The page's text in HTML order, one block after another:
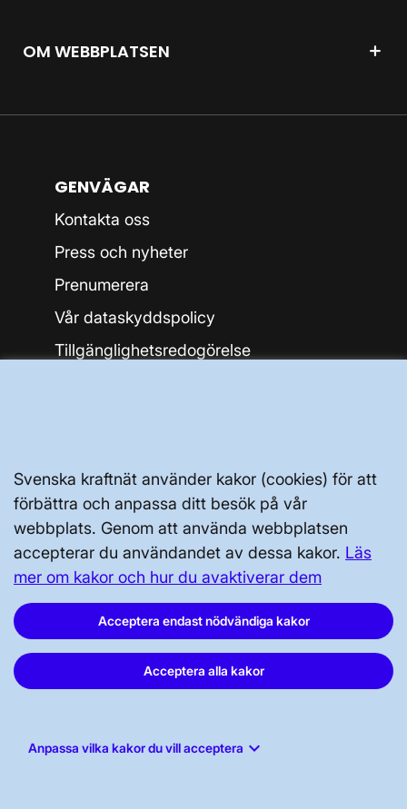
Svenska kraftnät använder kakor (cookies) för att
förbättra och anpassa ditt besök på vår
webbplats. Genom att använda webbplatsen
accepterar du användandet av dessa kakor. Läs
mer om kakor och hur du avaktiverar dem
Acceptera endast nödvändiga kakor
Acceptera alla kakor
Anpassa vilka kakor du vill acceptera keyboard_arrow_down
OM WEBBPLATSEN
Svenska kraftnät, Box 1200, 172 24
Sundbyberg
Tel: 010-475 80 00
E-post:registrator@svk.se
Org.nr: 202100-4284
Instagram
GENVÄGAR
Kontakta oss
Press och nyheter
Prenumerera
Vår dataskyddspolicy
Tillgänglighetsredogörelse